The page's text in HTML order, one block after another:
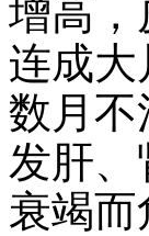
增高，
连成
数月不
发肝
衰竭而